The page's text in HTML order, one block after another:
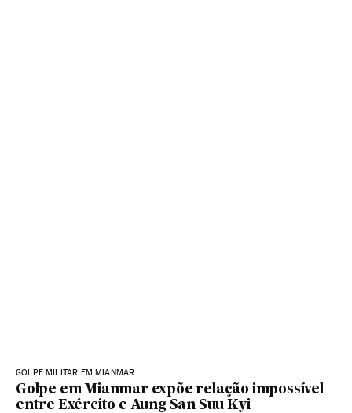
GOLPE MILITAR EM MIANMAR
Golpe em Mianmar expõe relação impossível
entre Exército e Aung San Suu Kyi